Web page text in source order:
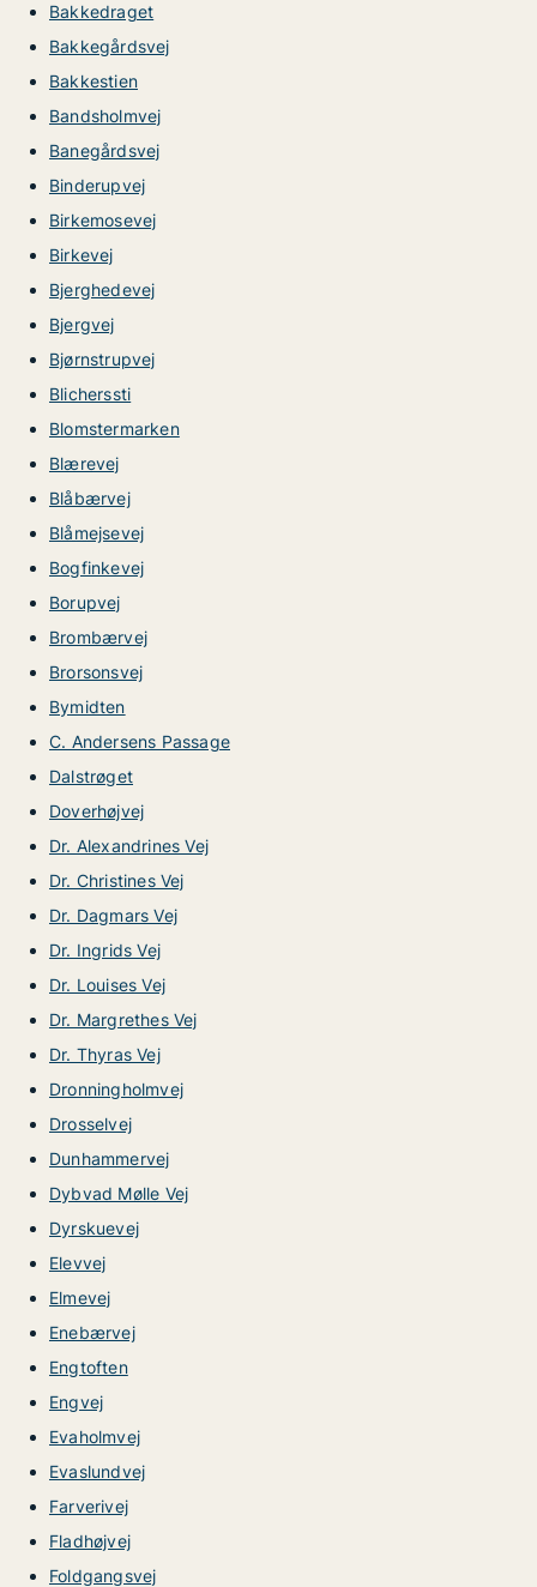
Bakkedraget
Bakkegårdsvej
Bakkestien
Bandsholmvej
Banegårdsvej
Binderupvej
Birkemosevej
Birkevej
Bjerghedevej
Bjergvej
Bjørnstrupvej
Blicherssti
Blomstermarken
Blærevej
Blåbærvej
Blåmejsevej
Bogfinkevej
Borupvej
Brombærvej
Brorsonsvej
Bymidten
C. Andersens Passage
Dalstrøget
Doverhøjvej
Dr. Alexandrines Vej
Dr. Christines Vej
Dr. Dagmars Vej
Dr. Ingrids Vej
Dr. Louises Vej
Dr. Margrethes Vej
Dr. Thyras Vej
Dronningholmvej
Drosselvej
Dunhammervej
Dybvad Mølle Vej
Dyrskuevej
Elevvej
Elmevej
Enebærvej
Engtoften
Engvej
Evaholmvej
Evaslundvej
Farverivej
Fladhøjvej
Foldgangsvej